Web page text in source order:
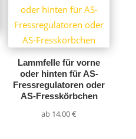
Lammfelle für vorne
oder hinten für AS-
Fressregulatoren oder
AS-Fresskörbchen
ab 14,00€